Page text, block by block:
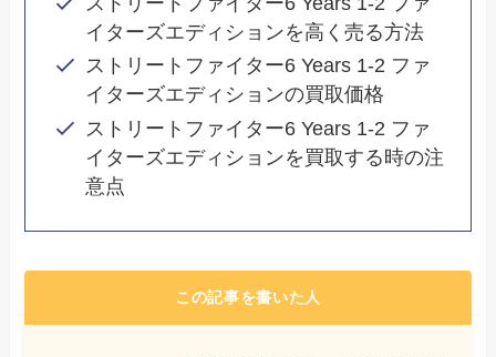
イターズエディションを高く売る方法
ストリートファイター6 Years 1-2 ファ
イターズエディションの買取価格
ストリートファイター6 Years 1-2 ファ
イターズエディションを買取する時の注
意点
この記事を書いた人